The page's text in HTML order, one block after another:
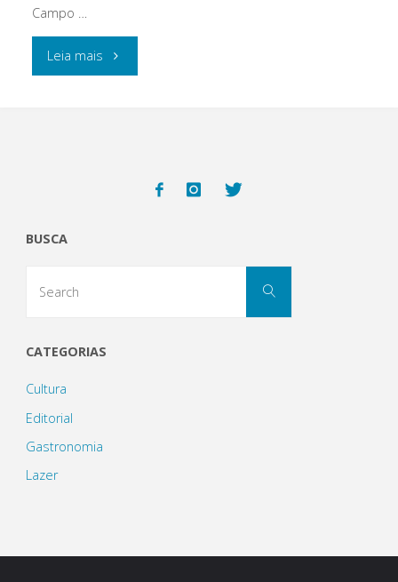
Campo …
Leia mais "História,
Bar
BUSCA
Search
CATEGORIAS
Cultura
Editorial
Gastronomia
Lazer